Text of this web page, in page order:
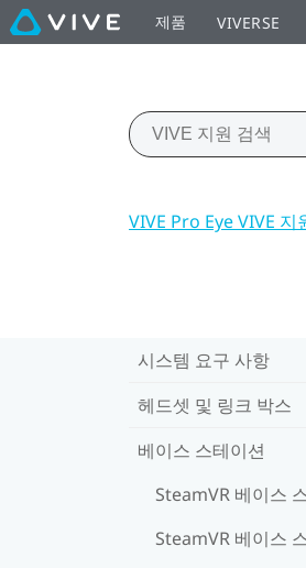
제품 VIVERSE
VIVE Pro Eye VIVE 지
시스템 요구 사항
헤드셋 및 링크 박스
베이스 스테이션
SteamVR 베이스
SteamVR 베이스